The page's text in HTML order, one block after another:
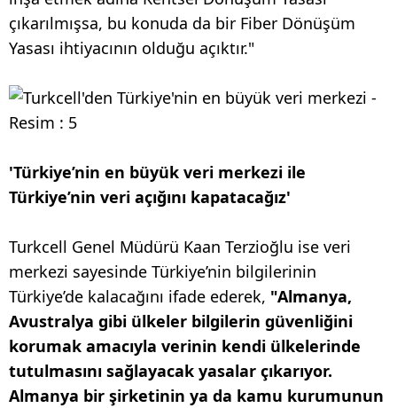
çıkarılmışsa, bu konuda da bir Fiber Dönüşüm
Yasası ihtiyacının olduğu açıktır."
'Türkiye’nin en büyük veri merkezi ile
Türkiye’nin veri açığını kapatacağız'
Turkcell Genel Müdürü Kaan Terzioğlu ise veri
merkezi sayesinde Türkiye’nin bilgilerinin
Türkiye’de kalacağını ifade ederek, "Almanya,
Avustralya gibi ülkeler bilgilerin güvenliğini
korumak amacıyla verinin kendi ülkelerinde
tutulmasını sağlayacak yasalar çıkarıyor.
Almanya bir şirketinin ya da kamu kurumunun